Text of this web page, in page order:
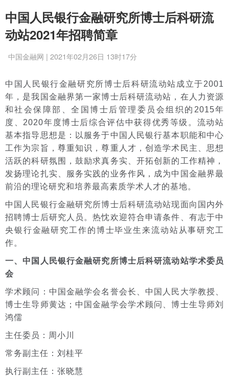
中国人民银行金融研究所博士后科研流
动站2021年招聘简章
中国金融网 | 2021年02月26日 13时17分
中国人民银行金融研究所博士后科研流动站成立于2001
年，是我国金融界第一家博士后科研流动站，在人力资源
和社会保障部、全国博士后管理委员会组织的2015年
度、2020年度博士后综合评估中获得优秀等级。流动站
基本指导思想是：以服务于中国人民银行基本职能和中心
工作为宗旨，尊重知识，尊重人才，创造学术民主、思想
活跃的科研氛围，鼓励求真务实、开拓创新的工作精神，
发扬理论扎实、服务实践的业务作风，成为中国金融界最
前沿的理论研究和培养最高素质学术人才的基地。
中国人民银行金融研究所博士后科研流动站现面向国内外
招聘博士后研究人员。热忱欢迎符合申请条件、有志于中
央银行金融研究工作的博士毕业生来流动站从事研究工
作。
一、中国人民银行金融研究所博士后科研流动站学术委员
会
学术顾问：中国金融学会名誉会长、中国人民大学教授、
博士生导师黄达；中国金融学会学术顾问、博士生导师刘
鸿儒
主任委员：周小川
常务副主任：刘桂平
执行副主任：张晓慧